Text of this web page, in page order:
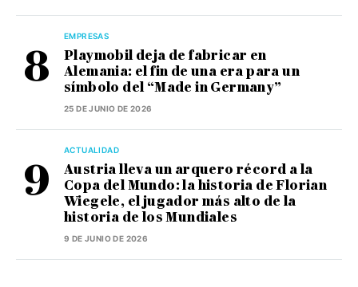
EMPRESAS
Playmobil deja de fabricar en
Alemania: el fin de una era para un
símbolo del “Made in Germany”
25 DE JUNIO DE 2026
ACTUALIDAD
Austria lleva un arquero récord a la
Copa del Mundo: la historia de Florian
Wiegele, el jugador más alto de la
historia de los Mundiales
9 DE JUNIO DE 2026